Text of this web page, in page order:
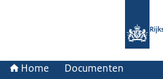
Home Documenten